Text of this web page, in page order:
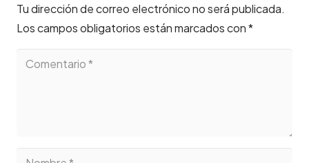
Tu dirección de correo electrónico no será publicada.
Los campos obligatorios están marcados con*